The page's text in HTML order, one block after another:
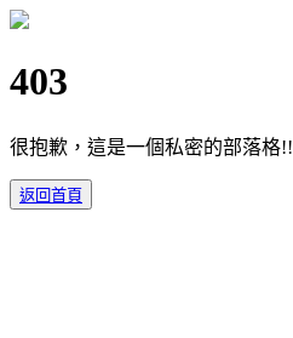
403
很抱歉，這是一個私密的部落格!!
返回首頁